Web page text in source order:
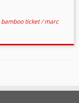
bamboo ticket/marc